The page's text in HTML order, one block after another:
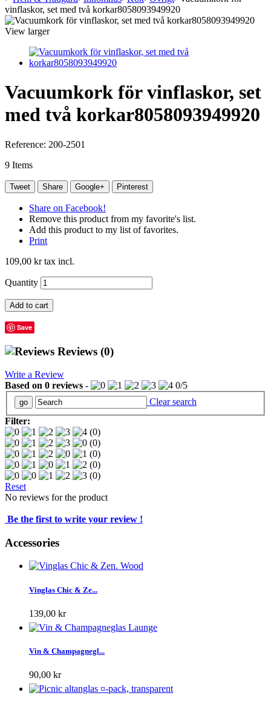
vinflaskor, set med två korkar8058093949920
View larger
Vacuumkork för vinflaskor, set
med två korkar8058093949920
Reference: 200-2501
9 Items
Tweet Share Google+ Pinterest
Share on Facebook!
Remove this product from my favorite's list.
Add this product to my list of favorites.
Print
109,00 krtax incl.
Quantity
Add to cart
Save
Reviews (0)
Write a Review
Based on 0 reviews - 0/5
Clear search
Filter:
(0)
(0)
(0)
(0)
(0)
Reset
No reviews for the product
Be the first to write your review !
Accessories
Vinglas Chic & Ze...
139,00 kr
Vin & Champagnegl...
90,00 kr